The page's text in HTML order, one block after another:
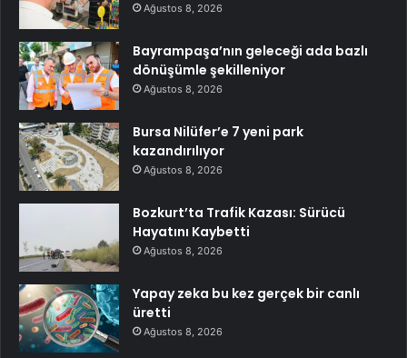
Ağustos 8, 2026
Bayrampaşa’nın geleceği ada bazlı
dönüşümle şekilleniyor
Ağustos 8, 2026
Bursa Nilüfer’e 7 yeni park
kazandırılıyor
Ağustos 8, 2026
Bozkurt’ta Trafik Kazası: Sürücü
Hayatını Kaybetti
Ağustos 8, 2026
Yapay zeka bu kez gerçek bir canlı
üretti
Ağustos 8, 2026